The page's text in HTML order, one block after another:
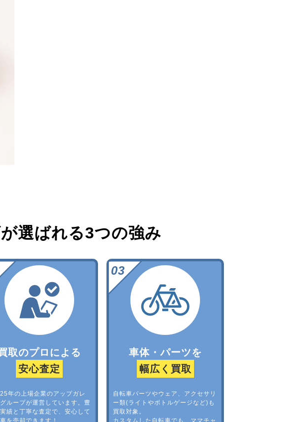
選ばれる3つの強み
取のプロによる
安心査定
年の上場企業のアップガレ
ループが運営しています。豊
績と丁寧な査定で、安心して
を売却できます！
車体・パーツを
幅広く買取
自転車パーツやウェア、アクセサリ
ー類(ライトやボトルゲージなど)も
買取対象。
カスタムした自転車でも、ママチャ